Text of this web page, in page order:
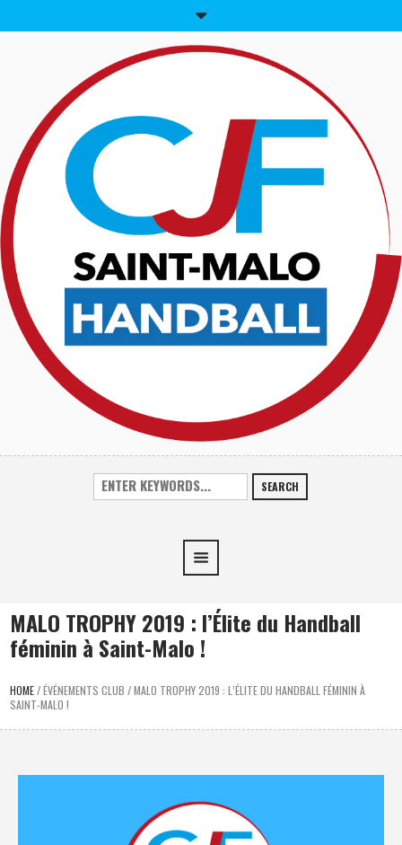
SEARCH
MALO TROPHY 2019 : l’Élite du Handball
féminin à Saint-Malo !
HOME/ÉVÉNEMENTS CLUB /MALO TROPHY 2019 : L’ÉLITE DU HANDBALL FÉMININ À
SAINT-MALO !